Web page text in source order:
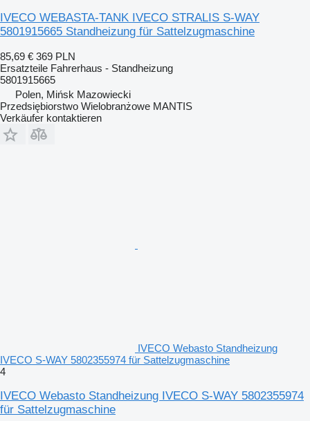
IVECO WEBASTA-TANK IVECO STRALIS S-WAY
5801915665 Standheizung für Sattelzugmaschine
85,69 € 369 PLN
Ersatzteile Fahrerhaus - Standheizung
5801915665
Polen, Mińsk Mazowiecki
Przedsiębiorstwo Wielobranżowe MANTIS
Verkäufer kontaktieren
IVECO Webasto Standheizung
IVECO S-WAY 5802355974 für Sattelzugmaschine
4
IVECO Webasto Standheizung IVECO S-WAY 5802355974
für Sattelzugmaschine